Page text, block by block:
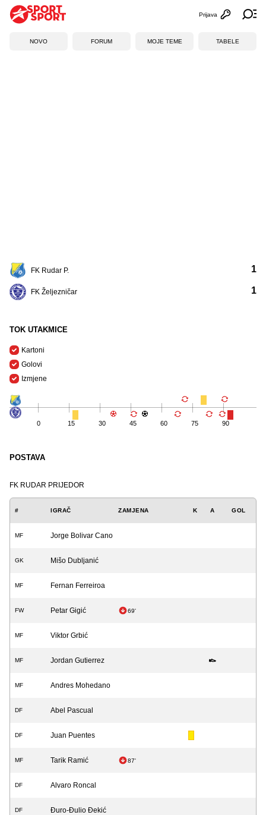
Otvori
Prijava
NOVO FORUM MOJE TEME TABELE
FK Rudar P.
FK Željezničar
1
1
TOK UTAKMICE
Kartoni
Golovi
Izmjene
0 15 30 45 60 75 90
POSTAVA
FK RUDAR PRIJEDOR
# IGRAČ ZAMJENA K A GOL
MF Jorge Bolivar Cano
GK Mišo Dubljanić
MF Fernan Ferreiroa
FW Petar Gigić 69'
MF Viktor Grbić
MF Jordan Gutierrez
MF Andres Mohedano
DF Abel Pascual
DF Juan Puentes
MF Tarik Ramić 87'
DF Alvaro Roncal
DF Đuro-Đulio Đekić